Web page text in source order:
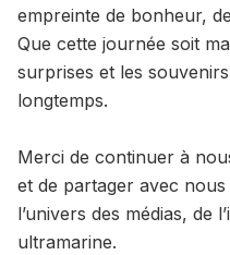
empreinte de bonheur,
Que cette journée soit
surprises et les
longtemps.
Merci de continuer à
et de partager avec
l’univers des médias, de
ultramarine.